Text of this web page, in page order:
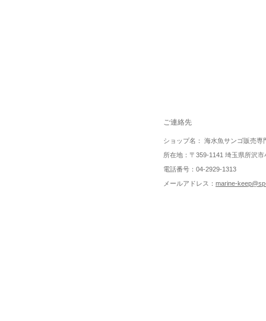
ご連絡先
ショップ名： 海水魚サンゴ販売
所在地：〒359-1141 埼玉県所沢
電話番号：04-2929-1313
メールアドレス： marine-